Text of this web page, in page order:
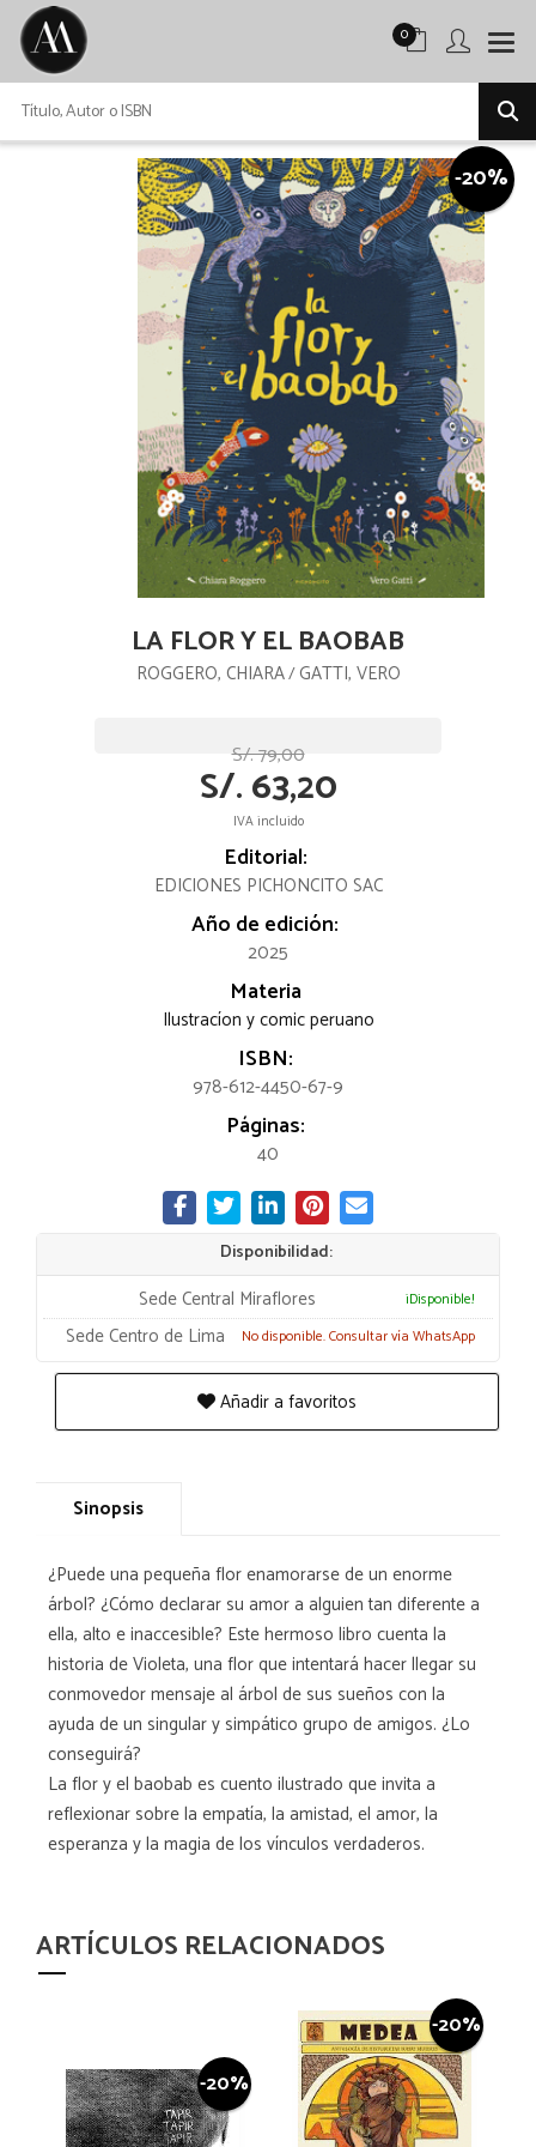
0
-20%
LA FLOR Y EL BAOBAB
ROGGERO, CHIARA/GATTI, VERO
S/. 79,00
S/. 63,20
IVA incluido
Editorial:
EDICIONES PICHONCITO SAC
Año de edición:
2025
Materia
Ilustracíon y comic peruano
ISBN:
978-612-4450-67-9
Páginas:
40
Disponibilidad:
Sede Central Miraflores ¡Disponible!
Sede Centro de Lima No disponible. Consultar vía WhatsApp
Añadir a favoritos
Sinopsis
¿Puede una pequeña flor enamorarse de un enorme
árbol? ¿Cómo declarar su amor a alguien tan diferente a
ella, alto e inaccesible? Este hermoso libro cuenta la
historia de Violeta, una flor que intentará hacer llegar su
conmovedor mensaje al árbol de sus sueños con la
ayuda de un singular y simpático grupo de amigos. ¿Lo
conseguirá?
La flor y el baobab es cuento ilustrado que invita a
reflexionar sobre la empatía, la amistad, el amor, la
esperanza y la magia de los vínculos verdaderos.
ARTÍCULOS RELACIONADOS
-20%
-20%